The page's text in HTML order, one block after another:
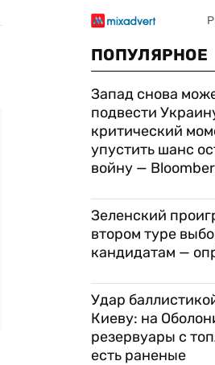
ПОПУЛЯРНОЕ
Запад снова
подвести
критический
упустить шанс
войну —
Зеленский
втором туре
кандидатам —
Удар
Киеву: на
резервуары с
есть раненые